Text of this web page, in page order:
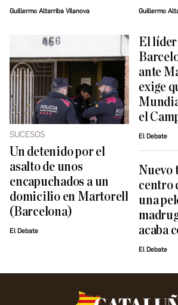
Guillermo Altarriba Vilanova Guillermo
SUCESOS
Un detenido por el
asalto de unos
encapuchados a un
domicilio en Martorell
(Barcelona)
El Debate
El líder
ante
exige
el
El Debate
Nuevo
centro
una
acaba
El Debate